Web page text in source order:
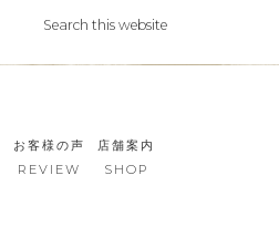
お客様の声
REVIEW
店舗案内
SHOP